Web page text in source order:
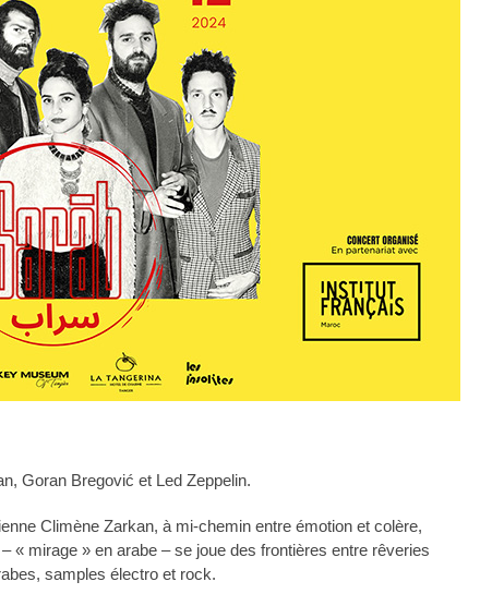
Goran Bregović et Led Zeppelin.
Climène Zarkan, à mi-chemin entre émotion et colère,
« mirage » en arabe – se joue des frontières entre rêveries
samples électro et rock.